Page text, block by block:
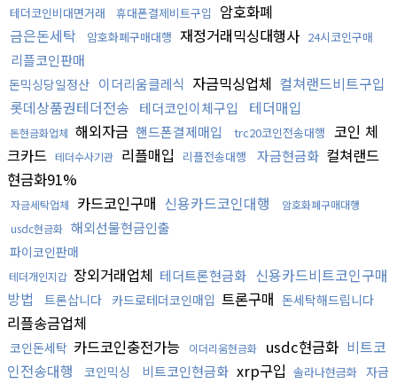
테더코인비대면거래
휴대폰결제비트구입
암호화폐
금은돈세탁
암호화폐구매대행 재정거래믹싱대행사 24시코인구매
리플코인판매
돈믹싱당일정산 이더리움클레식 자금믹싱업체 컬쳐랜드비트구입
롯데상품권테더전송
테더코인이체구입 테더매입
돈현금화업체 해외자금 핸드폰결제매입 trc20코인전송대행 코인 체
크카드 테더수사기관 리플매입 리플전송대행 자금현금화 컬쳐랜드
현금화91%
자금세탁업체 카드코인구매 신용카드코인대행
암호화폐구매대행
usdc현금화 해외선물현금인출
파이코인판매
테더개인지갑 장외거래업체 테더트론현금화 신용카드비트코인구매
방법
트론삽니다 카드로테더코인매입 트론구매 돈세탁해드립니다
리플송금업체
코인돈세탁 카드코인충전가능 이더리움현금화 usdc현금화 비트코
인전송대행
코인믹싱 비트코인현금화 xrp구입 솔라나현금화 자금